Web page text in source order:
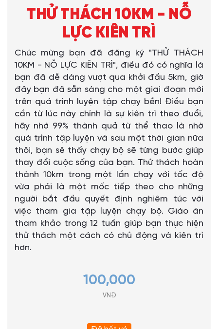
THỬ THÁCH 10KM - NỖ
LỰC KIÊN TRÌ
Chúc mừng bạn đã đăng ký "THỬ THÁCH
10KM - NỖ LỰC KIÊN TRÌ", điều đó có nghĩa là
bạn đã dễ dàng vượt qua khởi đầu 5km, giờ
đây bạn đã sẵn sàng cho một giai đoạn mới
trên quá trình luyện tập chạy bền! Điều bạn
cần từ lúc này chính là sự kiên trì theo đuổi,
hãy nhớ 99% thành quả từ thể thao là nhờ
quá trình tập luyện và sau một thời gian nữa
thôi, bạn sẽ thấy chạy bộ sẽ từng bước giúp
thay đổi cuộc sống của bạn. Thử thách hoàn
thành 10km trong một lần chạy với tốc độ
vừa phải là một mốc tiếp theo cho những
người bắt đầu quyết định nghiêm túc với
việc tham gia tập luyện chạy bộ. Giáo án
tham khảo trong 12 tuần giúp bạn thực hiện
thử thách một cách có chủ động và kiên trì
hơn.
100,000
VNĐ